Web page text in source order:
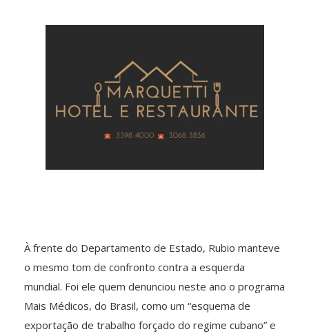
À frente do Departamento de Estado, Rubio manteve
o mesmo tom de confronto contra a esquerda
mundial. Foi ele quem denunciou neste ano o programa
Mais Médicos, do Brasil, como um “esquema de
exportação de trabalho forçado do regime cubano” e